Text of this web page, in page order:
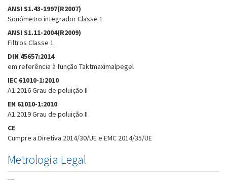
ANSI S1.43-1997(R2007)
Sonómetro integrador Classe 1
ANSI S1.11-2004(R2009)
Filtros Classe 1
DIN 45657:2014
em referência à função Taktmaximalpegel
IEC 61010-1:2010
A1:2016 Grau de poluição II
EN 61010-1:2010
A1:2019 Grau de poluição II
CE
Cumpre a Diretiva 2014/30/UE e EMC 2014/35/UE
Metrologia Legal